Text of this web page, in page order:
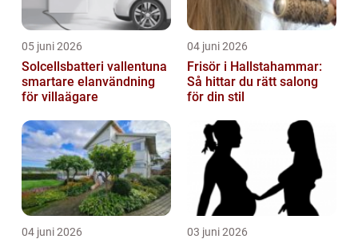
05 juni 2026
Solcellsbatteri vallentuna
smartare elanvändning
för villaägare
04 juni 2026
Frisör i Hallstahammar:
Så hittar du rätt salong
för din stil
04 juni 2026 03 juni 2026